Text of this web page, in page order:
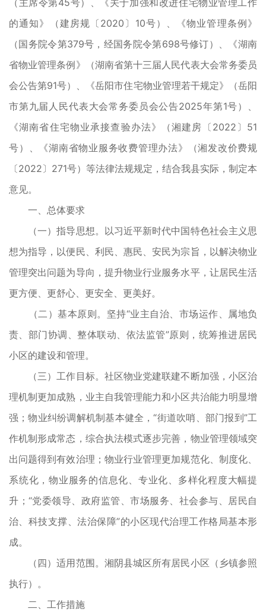
（主席令第45号）、《关于加强和改进住宅物业管理工作
的通知》（建房规〔2020〕10号）、《物业管理条例》
（国务院令第379号，经国务院令第698号修订）、《湖南
省物业管理条例》（湖南省第十三届人民代表大会常务委员
会公告第91号）、《岳阳市住宅物业管理若干规定》（岳阳
市第九届人民代表大会常务委员会公告2025年第1号）、
《湖南省住宅物业承接查验办法》（湘建房〔2022〕51
号）、《湖南省物业服务收费管理办法》（湘发改价费规
〔2022〕271号）等法律法规规定，结合我县实际，制定本
意见。
一、总体要求
（一）指导思想。以习近平新时代中国特色社会主义思
想为指导，以便民、利民、惠民、安民为宗旨，以解决物业
管理突出问题为导向，提升物业行业服务水平，让居民生活
更方便、更舒心、更安全、更美好。
（二）基本原则。坚持“业主自治、市场运作、属地负
责、部门协调、整体联动、依法监管”原则，统筹推进居民
小区的建设和管理。
（三）工作目标。社区物业党建联建不断加强，小区治
理机制更加成熟，业主自我管理能力和小区共治能力明显增
强；物业纠纷调解机制基本健全，“街道吹哨、部门报到”工
作机制形成常态，综合执法模式逐步完善，物业管理领域突
出问题得到有效治理；物业行业管理更加规范化、制度化、
系统化，物业服务的信息化、专业化、多样化程度大幅提
升；“党委领导、政府监管、市场服务、社会参与、居民自
治、科技支撑、法治保障”的小区现代治理工作格局基本形
成。
（四）适用范围。湘阴县城区所有居民小区（乡镇参照
执行）。
二、工作措施